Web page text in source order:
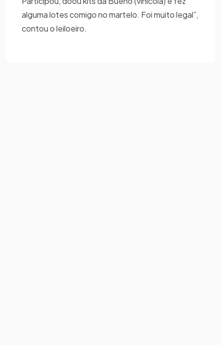
alguma lotes comigo no martelo. Foi muito legal”,
contou o leiloeiro.